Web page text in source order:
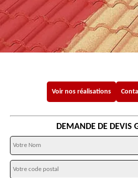
Voir nos réalisations
DEMANDE DE DEVIS